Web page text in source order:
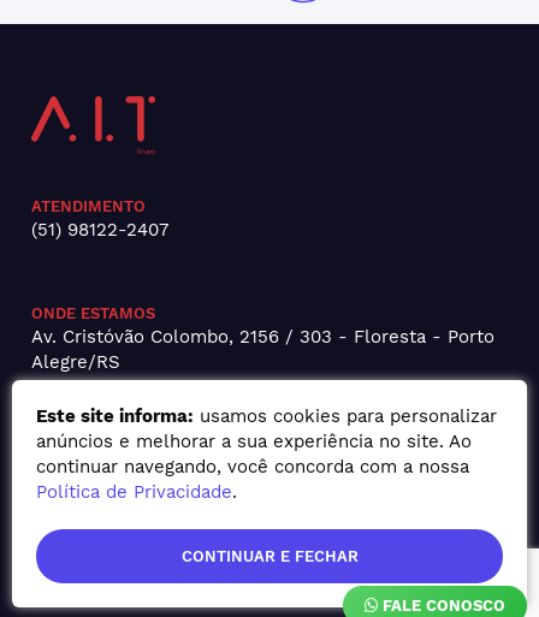
ATENDIMENTO
(51) 98122-2407
ONDE ESTAMOS
Av. Cristóvão Colombo, 2156 / 303 - Floresta - Porto
Alegre/RS
Este site informa: usamos cookies para personalizar
anúncios e melhorar a sua experiência no site. Ao
continuar navegando, você concorda com a nossa
Política de Privacidade.
CONTINUAR E FECHAR
FALE CONOSCO